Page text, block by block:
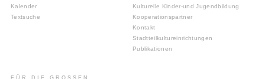
Kalender
Textsuche
Kulturelle Kinder-und Jugendbildung
Kooperationspartner
Kontakt
Stadtteilkultureinrichtungen
Publikationen